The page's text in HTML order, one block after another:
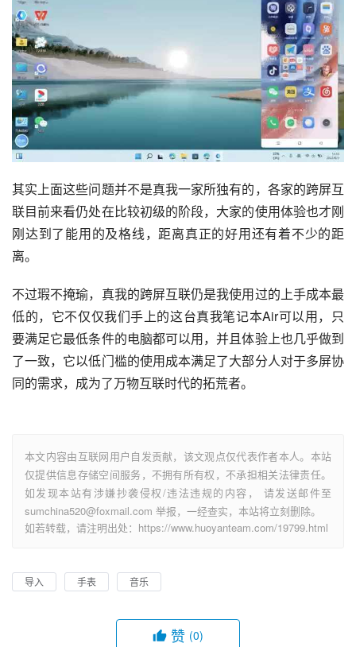
其实上面这些问题并不是真我一家所独有的，各家的跨屏互
联目前来看仍处在比较初级的阶段，大家的使用体验也才刚
刚达到了能用的及格线，距离真正的好用还有着不少的距
离。
不过瑕不掩瑜，真我的跨屏互联仍是我使用过的上手成本最
低的，它不仅仅我们手上的这台真我笔记本Air可以用，只
要满足它最低条件的电脑都可以用，并且体验上也几乎做到
了一致，它以低门槛的使用成本满足了大部分人对于多屏协
同的需求，成为了万物互联时代的拓荒者。
本文内容由互联网用户自发贡献，该文观点仅代表作者本人。本站
仅提供信息存储空间服务，不拥有所有权，不承担相关法律责任。
如发现本站有涉嫌抄袭侵权/违法违规的内容， 请发送邮件至
sumchina520@foxmail.com 举报，一经查实，本站将立刻删除。
如若转载，请注明出处：https://www.huoyanteam.com/19799.html
导入 手表 音乐
赞 (0)